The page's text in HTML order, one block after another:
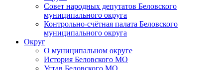
Совет народных депутатов Беловского
муниципального округа
Контрольно-счётная палата Беловского
муниципального округа
Округ
О муниципальном округе
История Беловского МО
Устав Беловского МО